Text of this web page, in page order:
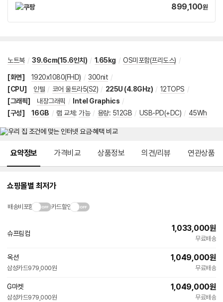
가
899,100원
노트북 / 39.6cm(15.6인치) / 1.65kg / OS미포함(프리도스) /
[화면] 1920x1080(FHD) / 300nit /
[CPU]
인텔 / 코어 울트라5(S2) / 225U (4.8GHz) / 12TOPS /
[그래픽]
내장그래픽 / Intel Graphics /
[구성]
16GB / 램 교체: 가능 / 용량: 512GB / USB-PD(+DC) / 45Wh
요약정보 가격비교 상품정보 의견/리뷰 연관상품
쇼핑몰별 최저가
배송비포함 카드할인
슈프림컴
1,033,000원
무료배송
옥션
삼성카드979,000원
1,049,000원
무료배송
G마켓
삼성카드979,000원
1,049,000원
무료배송